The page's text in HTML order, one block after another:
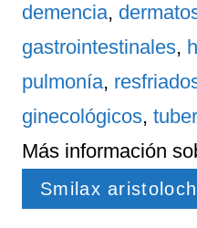
demencia,
gastrointestinales,
pulmonía,
ginecológicos,
Más información
Smilax